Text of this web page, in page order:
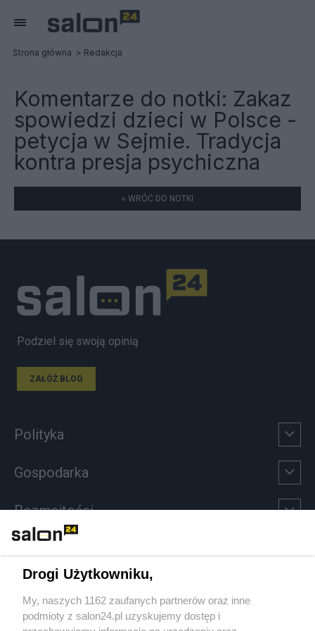
Strona główna Redakcja
Komentarze do notki: Zakaz
spowiedzi dzieci w Polsce -
petycja w Sejmie. Tradycja
kontra presja psychiczna
« WRÓĆ DO NOTKI
Podziel się swoją opinią
ZAŁÓŻ BLOG
Polityka
Gospodarka
Rozmaitości
Sport
Społeczeństwo
Drogi Użytkowniku,
My, naszych 1162 zaufanych partnerów oraz inne
podmioty z salon24.pl uzyskujemy dostęp i